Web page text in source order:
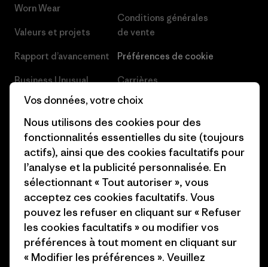
Worn Wear
Valeurs et projets
Rapport d’avancement
Business Unusual
Objectifs climatiques
1% For The Planet
Comment nous
finançons
Nos magasins
Conditions générales
de vente
Préférences de cookie
Carrières
Presse et media
Industry program
Programme d’affiliation
Patagonia Luxembourg Plan du
site
Vos données, votre choix
Nous utilisons des cookies pour des
fonctionnalités essentielles du site (toujours
actifs), ainsi que des cookies facultatifs pour
l’analyse et la publicité personnalisée. En
sélectionnant « Tout autoriser », vous
acceptez ces cookies facultatifs. Vous
pouvez les refuser en cliquant sur « Refuser
les cookies facultatifs » ou modifier vos
préférences à tout moment en cliquant sur
« Modifier les préférences ». Veuillez